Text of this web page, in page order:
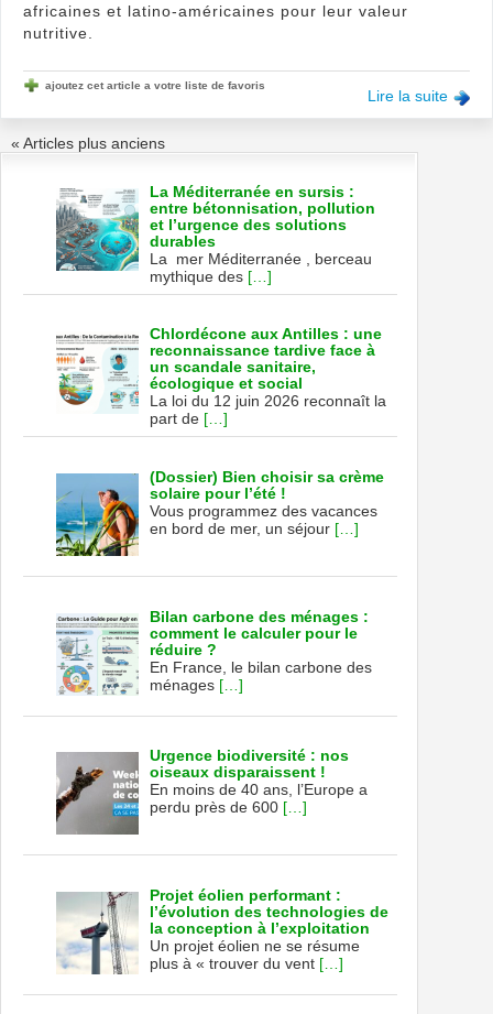
africaines et latino-américaines pour leur valeur
nutritive.
Lire la suite
ajoutez cet article a votre liste de favoris
« Articles plus anciens
La Méditerranée en sursis :
entre bétonnisation, pollution
et l’urgence des solutions
durables
La mer Méditerranée , berceau
mythique des […]
Chlordécone aux Antilles : une
reconnaissance tardive face à
un scandale sanitaire,
écologique et social
La loi du 12 juin 2026 reconnaît la
part de […]
(Dossier) Bien choisir sa crème
solaire pour l’été !
Vous programmez des vacances
en bord de mer, un séjour […]
Bilan carbone des ménages :
comment le calculer pour le
réduire ?
En France, le bilan carbone des
ménages […]
Urgence biodiversité : nos
oiseaux disparaissent !
En moins de 40 ans, l’Europe a
perdu près de 600 […]
Projet éolien performant :
l’évolution des technologies de
la conception à l’exploitation
Un projet éolien ne se résume
plus à « trouver du vent […]